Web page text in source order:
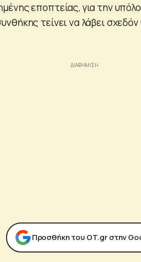
εποπτείας, για την
τείνει να λάβει
Προσθήκη του ΟΤ.gr στην